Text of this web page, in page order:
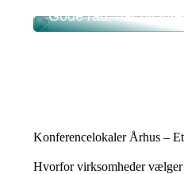
Gode råd, når dit
Konferencelokaler Århus –
Hvorfor virksomheder